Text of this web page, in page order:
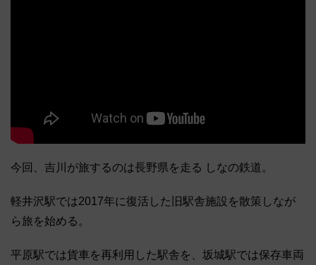
今回、吉川が旅するのは長野県を走る しなの鉄道。
軽井沢駅では2017年に復活した旧駅舎施設を散策しなが
ら旅を始める。
平原駅では貨車を再利用した駅舎を、坂城駅では保存車両